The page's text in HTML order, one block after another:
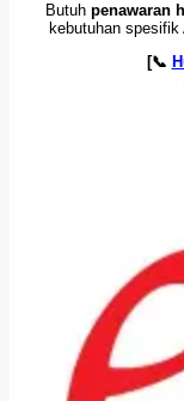
Butuh penawaran
kebutuhan
[📞